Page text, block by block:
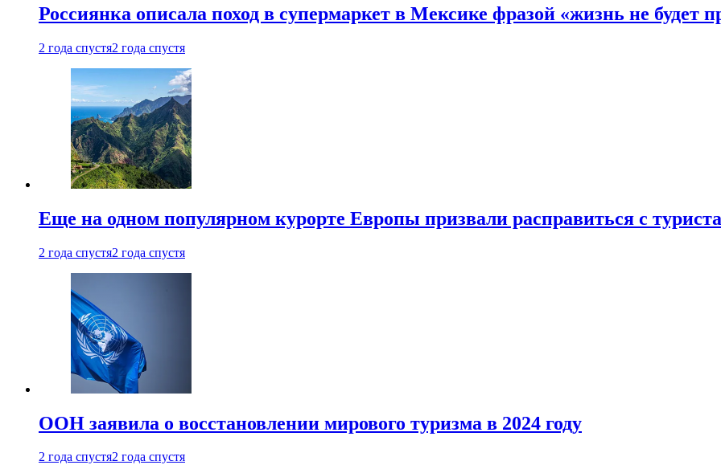
Россиянка описала поход в супермаркет в Мексике фразой «жизнь не будет
2 года спустя2 года спустя
Еще на одном популярном курорте Европы призвали расправиться с
2 года спустя2 года спустя
ООН заявила о восстановлении мирового туризма в 2024 году
2 года спустя2 года спустя